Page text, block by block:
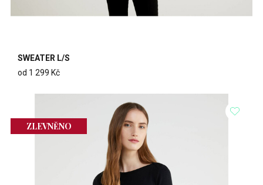
SWEATER L/S
od 1 299 Kč
ZLEVNĚNO